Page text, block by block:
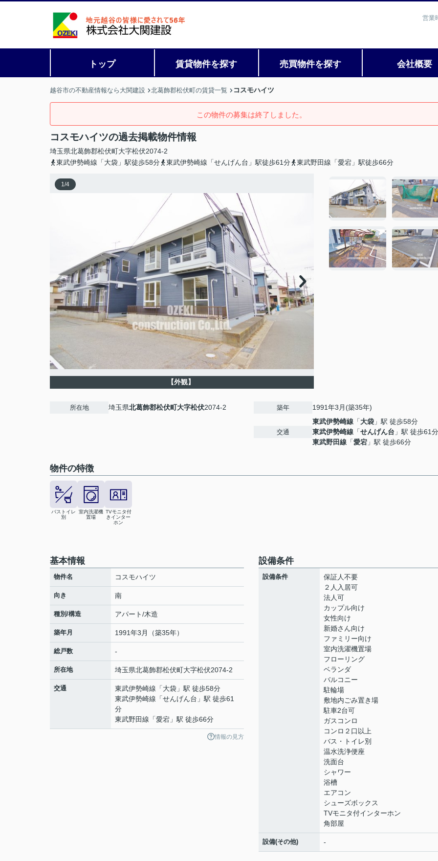
営業
トップ 賃貸物件を探す 売買物件を探す 会社概要
越谷市の不動産情報なら大関建設 北葛飾郡松伏町の賃貸一覧 コスモハイツ
この物件の募集は終了しました。
コスモハイツの過去掲載物件情報
埼玉県北葛飾郡松伏町大字松伏2074-2
東武伊勢崎線「大袋」駅徒歩58分
東武伊勢崎線「せんげん台」駅徒歩61分 東武野田線「愛宕」駅徒歩66分
1/4
【外観】
所在地 埼玉県北葛飾郡松伏町大字松伏2074-2 築年 1991年3月(築35年)
交通
東武伊勢崎線 「大袋 」駅 徒歩58分
東武伊勢崎線 「せんげん台 」駅 徒歩61分
東武野田線 「愛宕 」駅 徒歩66分
物件の特徴
バストイレ
別
室内洗濯機
置場
TVモニタ付
きインター
ホン
基本情報
物件名 コスモハイツ
向き 南
種別/構造 アパート/木造
築年月 1991年3月（築35年）
総戸数 -
所在地 埼玉県北葛飾郡松伏町大字松伏2074-2
交通 東武伊勢崎線 「大袋 」駅 徒歩58分
東武伊勢崎線 「せんげん台 」駅 徒歩61
分
東武野田線 「愛宕 」駅 徒歩66分
情報の見方
設備条件
設備条件
保証人不要
２人入居可
法人可
カップル向け
女性向け
新婚さん向け
ファミリー向け
室内洗濯機置場
フローリング
ベランダ
バルコニー
駐輪場
敷地内ごみ置き場
駐車2台可
ガスコンロ
コンロ２口以上
バス・トイレ別
温水洗浄便座
洗面台
シャワー
浴槽
エアコン
シューズボックス
TVモニタ付インターホン
角部屋
設備(その他) -